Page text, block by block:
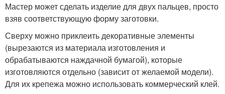
Мастер может сделать изделие для двух пальцев, просто
взяв соответствующую форму заготовки.
Сверху можно приклеить декоративные элементы
(вырезаются из материала изготовления и
обрабатываются наждачной бумагой), которые
изготовляются отдельно (зависит от желаемой модели).
Для их крепежа можно использовать коммерческий клей.